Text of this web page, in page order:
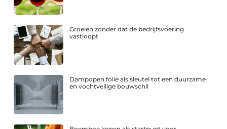
Groeien zonder dat de bedrijfsvoering
vastloopt
Dampopen folie als sleutel tot een duurzame
en vochtveilige bouwschil